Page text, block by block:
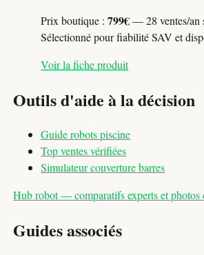
Prix boutique :799€— 28 ventes/an
Sélectionné pour fiabilité SAV et
Voir la fiche produit
Outils d'aide à la décision
Guide robots piscine
Top ventes vérifiées
Simulateur couverture barres
Hub robot — comparatifs experts et photos
Guides associés